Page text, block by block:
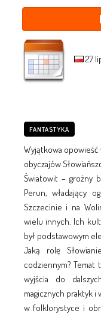
27
FANTASTYKA
Wyjątkowa opowieść
obyczajów
Światowit – groźny
Perun, władający
Szczecinie i na
wielu innych. Ich
był podstawowym
Jaką rolę
codziennym?
wyjścia do
magicznych praktyk i
w folklorystyce i